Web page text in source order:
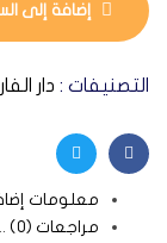
إضافة إلى
التصنيفات : دار
Facebook
Twitter
معلومات
مراجعات (0)